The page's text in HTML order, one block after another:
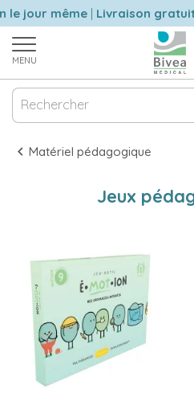
même|Livraison gratuite
MENU
Matériel pédagogique
Jeux